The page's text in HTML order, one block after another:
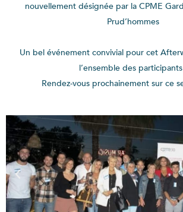
nouvellement désignée par la CPME
Prud’hommes
Un bel événement convivial pour cet
l’ensemble des
Rendez-vous prochainement sur ce